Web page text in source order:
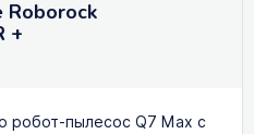
Roborock
+
робот-пылесос Q7 Max с